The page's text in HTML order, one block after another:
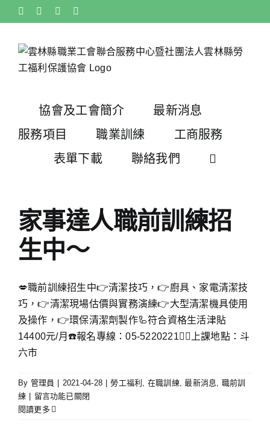
Skip
to
Facebook Instagram
協會及工會簡介
最新消息
服務項目
職業訓練
工商服務
表單下載
聯絡我們
家事達人職前訓練招
生中～
💋職前訓練招生中👉清潔技巧，👉廚具、家電清潔技
巧，👉清潔現場估價與實務演練👉大型清潔機具使用
及操作，👉環保清潔劑製作🦾符合資格生活津貼
14400元/月☎️報名專線：05-5220221🧍‍♂上課地點：斗
六市
By 管理員 2021-04-28 勞工福利 , 在職訓練,最新消息, 職前訓
練
在
〈家
留言功能已關閉
閱讀更多